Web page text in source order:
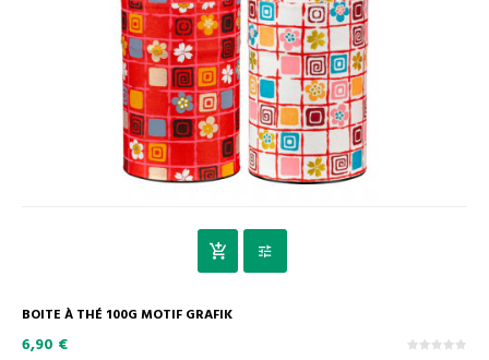
BOITE À THÉ 100G MOTIF GRAFIK
6,90 €